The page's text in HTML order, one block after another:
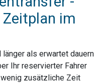
Zeitplan im
als erwartet dauern
Ihr reservierter Fahrer
zusätzliche Zeit